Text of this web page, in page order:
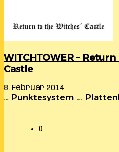
WITCHTOWER –
Castle
8. Februar 2014
… Punktesystem ….
0